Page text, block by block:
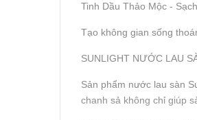
Tinh Dầu Thảo Mộc -
Tạo không gian sống
SUNLIGHT NƯỚC LAU
Sản phẩm nước lau sàn
chanh sả không chỉ giúp